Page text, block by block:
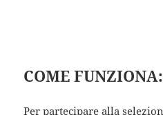
COME FUNZIONA:
Per partecipare alla